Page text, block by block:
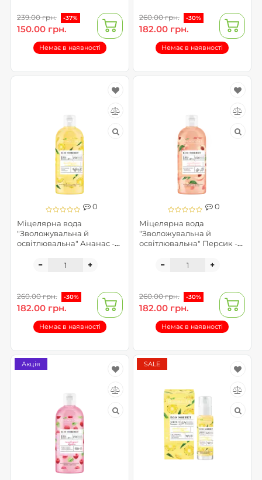
239.00 грн. -37%
150.00 грн.
Немає в наявності
260.00 грн. -30%
182.00 грн.
Немає в наявності
0
Міцелярна вода
"Зволожувальна й
освітлювальна" Ананас -
260.00 грн. -30%
182.00 грн.
Немає в наявності
0
Міцелярна вода
"Зволожувальна й
освітлювальна" Персик -
260.00 грн. -30%
182.00 грн.
Немає в наявності
Акція SALE